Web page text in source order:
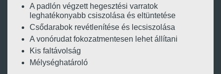
A padlón végzett hegesztési varratok
leghatékonyabb csiszolása és eltüntetése
Csődarabok revétlenítése és lecsiszolása
A vonórudat fokozatmentesen lehet állítani
Kis faltávolság
Mélységhatároló